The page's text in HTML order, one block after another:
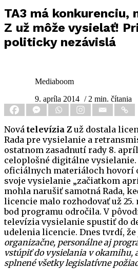
TA3 má konkurenciu,
Z už môže vysielať!
politicky nezávislá
Mediaboom
9. apríla 2014 / 2 min. čítania
Nová televízia Z už dostala
Rada pre vysielanie a
ostatnom zasadnutí rady 8.
celoplošné digitálne
oficiálnych materiáloch hovorí
svoje vysielanie „začiatkom
mohla narušiť samotná Rada,
licencie malo rozhodovať už 25.
bod programu odročila. V
televízia vysielanie spustiť do
udelenia licencie. Dnes tvrdí, že
organizačne, personálne aj
vstúpiť do vysielania v okamihu,
splnené všetky legislatívne